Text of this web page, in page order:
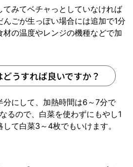
てみてベチャっとしていなければ
ごが生っぽい場合には追加で1分
材の温度やレンジの機種などで加
うすれば良いですか？
分にして、加熱時間は6～7分で
るので、白菜を使わずにもやし1
て白菜3～4枚でもいけます。